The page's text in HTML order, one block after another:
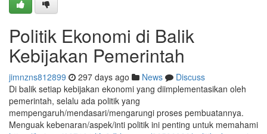
Politik Ekonomi di Balik
Kebijakan Pemerintah
jimnzns812899 297 days ago News
Discuss
Di balik setiap kebijakan ekonomi yang diimplementasikan oleh
pemerintah, selalu ada politik yang
mempengaruh/mendasari/mengarungi proses pembuatannya.
Menguak kebenaran/aspek/inti politik ini penting untuk memahami